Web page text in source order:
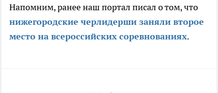
Напомним, ранее наш портал писал о том, что
нижегородские черлидерши заняли второе
место на всероссийских соревнованиях.